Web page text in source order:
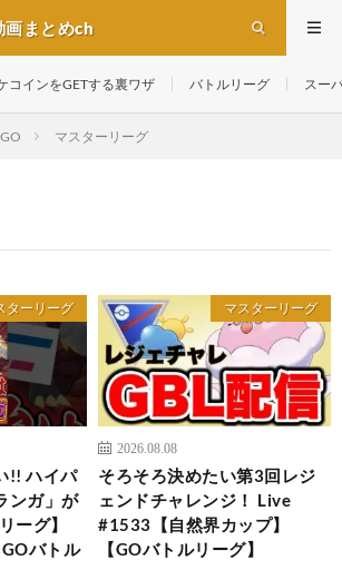
画まとめch
コインをGETする裏ワザ バトルリーグ スー
マスターリーグ
ターリーグ
!! ハイパ
ンガ」が
ーグ】
GOバトル
マスターリーグ
2026.08.08
そろそろ決めたい第3回レジ
ェンドチャレンジ！ Live
#1533【自然界カップ】
【GOバトルリーグ】